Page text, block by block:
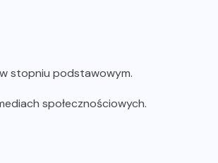
stopniu podstawowym.
społecznościowych.